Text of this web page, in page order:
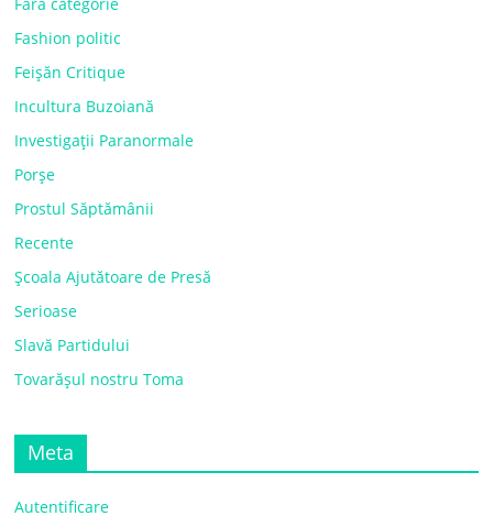
Fashion politic
Feișăn Critique
Incultura Buzoiană
Investigații Paranormale
Porșe
Prostul Săptămânii
Recente
Școala Ajutătoare de Presă
Serioase
Slavă Partidului
Tovarășul nostru Toma
Meta
Autentificare